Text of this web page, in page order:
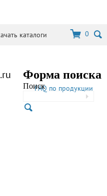
каталоги 0
Форма поиска
ПоискFAQ по продукции